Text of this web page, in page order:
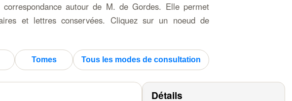
autour de M. de Gordes. Elle permet
et lettres conservées. Cliquez sur un noeud de
Tomes Tous les modes de consultation
Détails